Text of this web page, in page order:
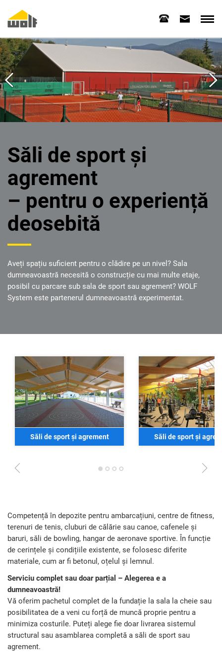
Săli de sport și
agrement
– pentru o experiență
deosebită
Aveți spațiu suficient pentru o clădire pe un nivel? Sala
dumneavoastră necesită o construcție cu mai multe etaje,
posibil cu parcare sub sala de sport sau agrement? WOLF
System este partenerul dumneavoastră experimentat.
Săli de sport și agrement Săli de sport și
1 2 3 4
Competență în depozite pentru ambarcațiuni, centre de fitness,
terenuri de tenis, cluburi de călărie sau canoe, cafenele și
baruri, săli de bowling, hangar de aeronave sportive. În funcție
de cerințele și condițiile existente, se folosesc diferite
materiale, cum ar fi betonul, oțelul și lemnul.
Serviciu complet sau doar parțial – Alegerea e a
dumneavoastră!
Vă oferim pachetul complet de la fundație la sala la cheie sau
posibilitatea de a veni cu forță de muncă proprie pentru a
minimiza costurile. Puteți alege fie doar livrarea sistemul
structural sau asamblarea completă a săli de sport sau
agrement.